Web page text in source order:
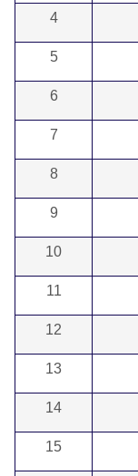
4
5
6
7
8
9
10
11
12
13
14
15